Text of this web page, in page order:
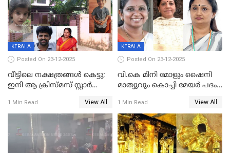
KERALA
Posted On 23-12-2025
വീട്ടിലെ നക്ഷത്രങ്ങൾ കെട്ടു;
ഇനി ആ ക്രിസ്മസ് സ്റ്റാർ
വേണ്ടിയുള്ള
പിടിവലിക്കിടയിൽ
അപ്പൂപ്പനെതിരെ പോക്സോ
കേസ് ഒടുവിൽ 4 ജീവനുകൾ
പൊലിഞ്ഞു
1 Min Read View All
KERALA
Posted On 23-12-2025
വി.കെ മിനി മോളും ഷൈനി
മാത്യുവും കൊച്ചി മേയർ പദം
മേയറാകില്ല
1 Min Read View All